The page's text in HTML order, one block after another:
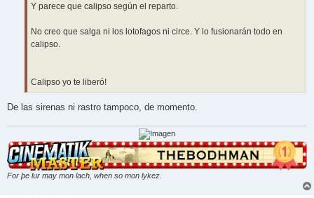
Y parece que calipso según el reparto.
No creo que salga ni los lotofagos ni circe. Y lo fusionarán todo en
calipso.
Calipso yo te liberó!
De las sirenas ni rastro tampoco, de momento.
For þe lur may mon lach, when so mon lykez.